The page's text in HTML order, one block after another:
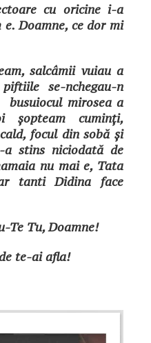
cu oricine i-a
Doamne, ce dor mi
salcâmii vuiau a
se-nchegau-n
busuiocul mirosea a
șopteam cuminți,
focul din sobă și
stins niciodată de
nu mai e, Tata
tanti Didina face
Te Tu, Doamne!
te-ai afla!